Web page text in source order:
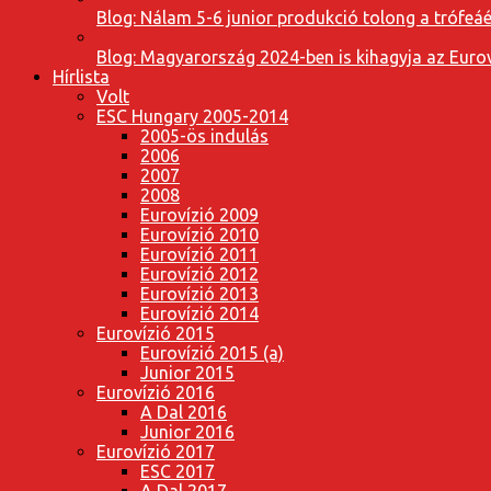
Blog: Nálam 5-6 junior produkció tolong a
Blog: Magyarország 2024-ben is kihagyja az
Hírlista
Volt
ESC Hungary 2005-2014
2005-ös indulás
2006
2007
2008
Eurovízió 2009
Eurovízió 2010
Eurovízió 2011
Eurovízió 2012
Eurovízió 2013
Eurovízió 2014
Eurovízió 2015
Eurovízió 2015 (a)
Junior 2015
Eurovízió 2016
A Dal 2016
Junior 2016
Eurovízió 2017
ESC 2017